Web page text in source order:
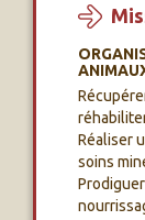
Réaliser
soins